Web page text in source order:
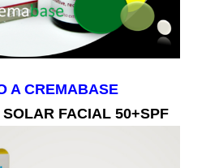
A CREMABASE
FACIAL 50+SPF